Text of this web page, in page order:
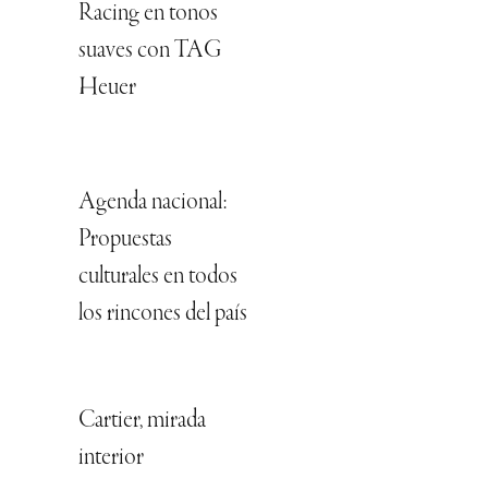
Racing en tonos
suaves con TAG
Heuer
Agenda nacional:
Propuestas
culturales en todos
los rincones del país
Cartier, mirada
interior